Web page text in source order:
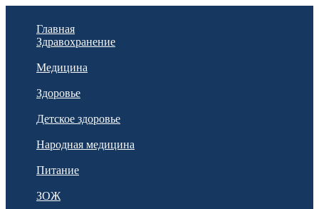
Главная
Здравохранение
Медицина
Здоровье
Детское здоровье
Народная медицина
Питание
ЗОЖ